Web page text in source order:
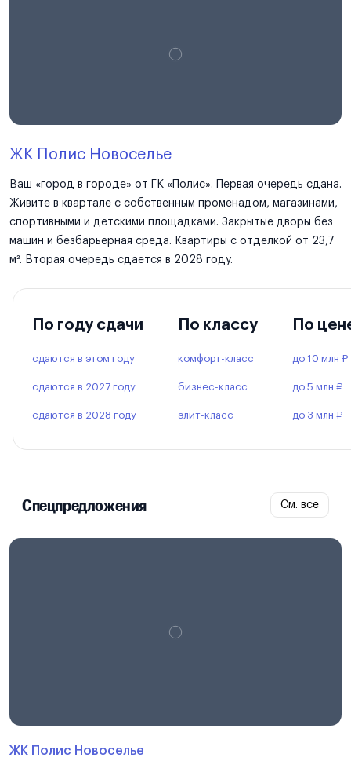
ЖК Полис Новоселье
Ваш «город в городе» от ГК «Полис». Первая очередь сдана.
Живите в квартале с собственным променадом, магазинами,
спортивными и детскими площадками. Закрытые дворы без
машин и безбарьерная среда. Квартиры с отделкой от 23,7
м². Вторая очередь сдается в 2028 году.
По году сдачи
сдаются в этом году
сдаются в 2027 году
сдаются в 2028 году
По классу
комфорт-класс
бизнес-класс
элит-класс
По
до 10 млн ₽
до 5 млн ₽
до 3 млн ₽
Спецпредложения См. все
ЖК Полис Новоселье